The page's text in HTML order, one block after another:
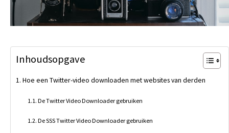
Inhoudsopgave
Hoe een Twitter-video downloaden met websites van derden
De Twitter Video Downloader gebruiken
De SSS Twitter Video Downloader gebruiken